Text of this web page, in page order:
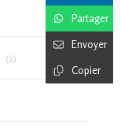
Partager
Envoyer
Copier
(2)
Articles Count